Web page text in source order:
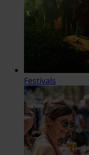
Festivals